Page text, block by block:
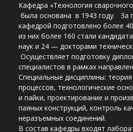
Кафедра «Технология
была основана в 1943 году. За
кафедрой подготовлено более
из них более 160 стали
наук и 24 — докторами
Осуществляет подготовку
специалистов в рамках
Специальные дисциплины:
процессов, технологические
и пайки, проектирование и
паяных конструкций, контроль
неразъемных соединений.
В состав кафедры входят